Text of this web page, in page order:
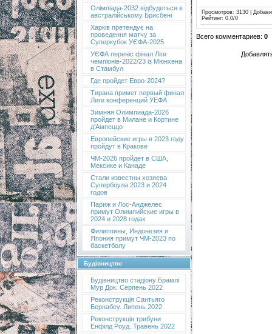
Олімпіада-2032 відбудеться в
австралійському Брисбені
Харків претендує на
проведення матчу за
Суперкубок УЄФА-2025
УЄФА переніс фінал Ліги
чемпіонів-2022/23 із Мюнхена
в Стамбул
Где пройдет Евро-2024?
Тирана примет первый финал
Лиги конференций УЕФА
Зимняя Олимпиада-2026
пройдет в Милане и Кортине
д’Ампеццо
Европейские игры в 2023 году
пройдут в Кракове
ЧМ-2026 пройдет в США,
Мексике и Канаде
Стали известны хозяева
Супербоула 2023 и 2024
годов
Париж и Лос-Анджелес
примут Олимпийские игры в
2024 и 2028 годах
Филиппины, Индонезия и
Япония примут ЧМ-2023 по
баскетболу
Будівництво
Будівництво стадіону Брамлі
Мур Док. Серпень 2022
Реконструкція Сантьяго
Бернабеу. Липень 2022
Реконструкція трибуни
Енфілд Роуд. Травень 2022
Просмотров: 3130 |
Рейтинг: 0.0/0
Всего комментариев: 0